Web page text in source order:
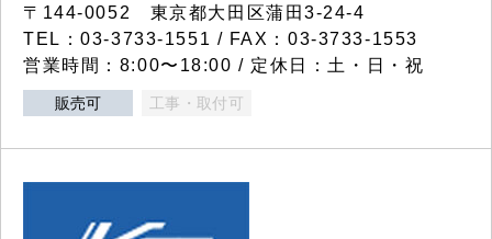
〒144-0052 東京都大田区蒲田3-24-4
TEL：03-3733-1551 / FAX：03-3733-1553
営業時間：8:00〜18:00 / 定休日：土・日・祝
販売可 工事・取付可